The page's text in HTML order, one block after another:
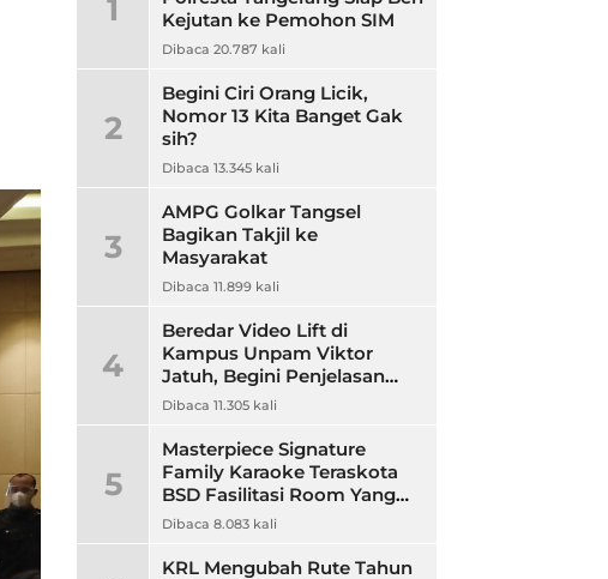
1
Kejutan ke Pemohon SIM
Dibaca 20.787 kali
2
Begini Ciri Orang Licik,
Nomor 13 Kita Banget Gak
sih?
Dibaca 13.345 kali
3
AMPG Golkar Tangsel
Bagikan Takjil ke
Masyarakat
Dibaca 11.899 kali
4
Beredar Video Lift di
Kampus Unpam Viktor
Jatuh, Begini Penjelasan
Rektor Unpam
Dibaca 11.305 kali
5
Masterpiece Signature
Family Karaoke Teraskota
BSD Fasilitasi Room Yang
Nyaman dan Harga
Dibaca 8.083 kali
KRL Mengubah Rute Tahun